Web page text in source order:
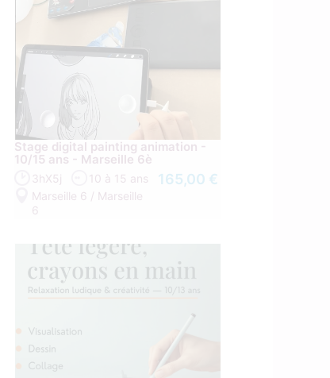
Stage digital painting animation -
10/15 ans - Marseille 6è
3hX5j
10 à 15 ans
Marseille 6 / Marseille
6
165,00 €